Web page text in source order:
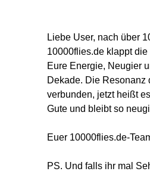
Liebe User, nach über
10000flies.de klappt
Eure Energie, Neugier
Dekade. Die Resonanz
verbunden, jetzt heißt
Gute und bleibt so
Euer 10000flies.de-
PS. Und falls ihr mal